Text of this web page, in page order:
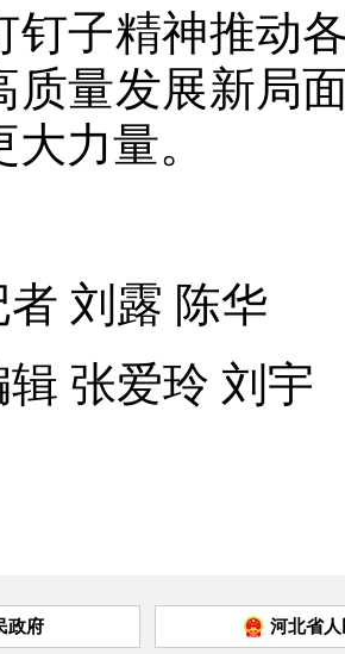
钉子精神推动
质量发展新局
大力量。
者 刘露 陈华
辑 张爱玲 刘宇